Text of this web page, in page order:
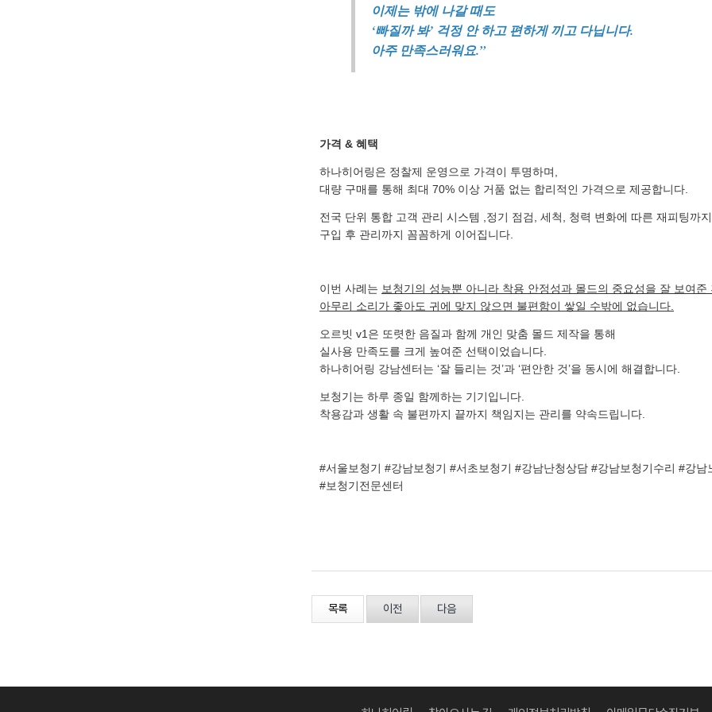
이제는 밖에 나갈 때도
‘빠질까 봐’ 걱정 안 하고 편하게 끼고 다닙니다.
아주 만족스러워요.”
가격 & 혜택
하나히어링은 정찰제 운영으로 가격이 투명하며,
대량 구매를 통해 최대 70% 이상 거품 없는 합리적인 가격으로 제공합니다.
전국 단위 통합 고객 관리 시스템 ,정기 점검, 세척, 청력 변화에 따른 재피팅까지
구입 후 관리까지 꼼꼼하게 이어집니다.
이번 사례는 보청기의 성능뿐 아니라 착용 안정성과 몰드의 중요성을 잘 보여준
아무리 소리가 좋아도 귀에 맞지 않으면 불편함이 쌓일 수밖에 없습니다.
오르빗 v1은 또렷한 음질과 함께 개인 맞춤 몰드 제작을 통해
실사용 만족도를 크게 높여준 선택이었습니다.
하나히어링 강남센터는 ‘잘 들리는 것’과 ‘편안한 것’을 동시에 해결합니다.
보청기는 하루 종일 함께하는 기기입니다.
착용감과 생활 속 불편까지 끝까지 책임지는 관리를 약속드립니다.
#서울보청기 #강남보청기 #서초보청기 #강남난청상담 #강남보청기수리 #강
#보청기전문센터
목록 이전 다음